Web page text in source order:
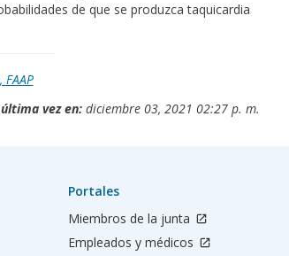
de que se produzca taquicardia
vez en:diciembre 03, 2021 02:27 p. m.
Portales
Miembros de la junta
Empleados y médicos